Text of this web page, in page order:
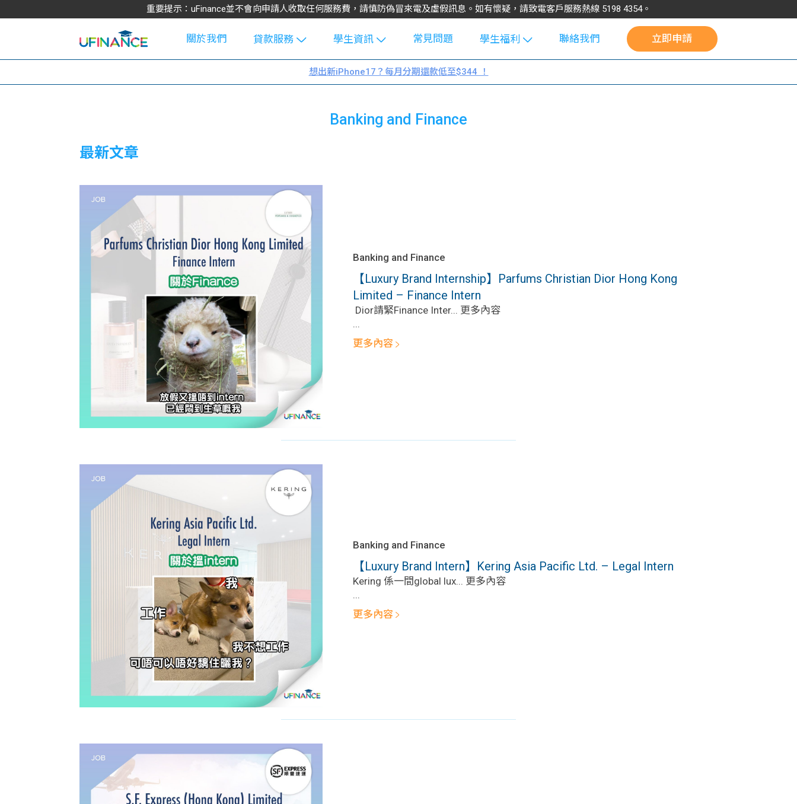
重要提示：uFinance並不會向申請人收取任何服務費，請慎防偽冒來電及虛假訊息。如有懷疑，請致電客戶服務熱線 5198 4354。
關於我們
貸款服務
學生貸款
貸款計數
網上私人貸
款
貸款計數
機
學生資訊
Blog
大專生筍
搵工
常見問題
學生福利
uFinance 校
園贊助
聯絡我們 立即申請
想出新iPhone17？每月分期還款低至$344 ！
Banking and Finance
最新文章
Banking and Finance
【Luxury Brand Internship】Parfums Christian Dior Hong Kong
Limited – Finance Intern
Dior請緊Finance Inter... 更多內容
...
更多內容
Banking and Finance
【Luxury Brand Intern】Kering Asia Pacific Ltd. – Legal Intern
Kering 係一間global lux... 更多內容
...
更多內容